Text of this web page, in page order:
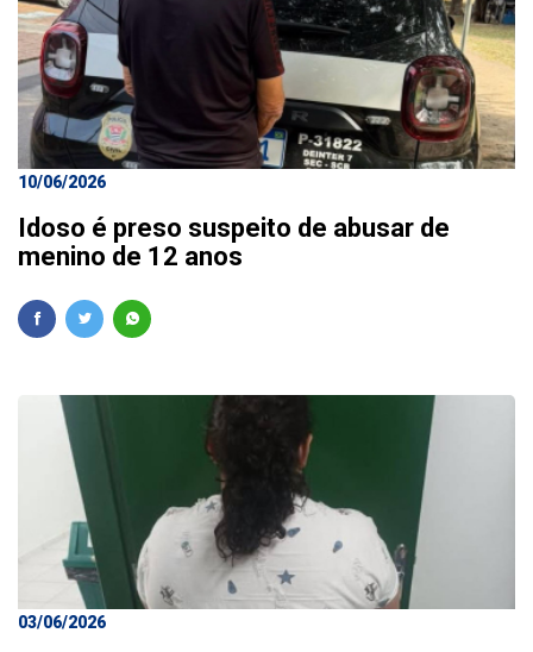
10/06/2026
Idoso é preso suspeito de abusar de
menino de 12 anos
03/06/2026